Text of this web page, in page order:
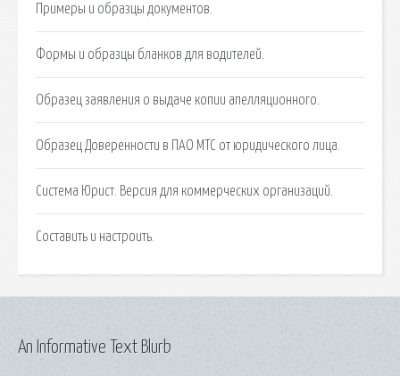
Примеры и образцы документов.
Формы и образцы бланков для водителей.
Образец заявления о выдаче копии апелляционного.
Образец Доверенности в ПАО МТС от юридического лица.
Система Юрист. Версия для коммерческих организаций.
Составить и настроить.
An Informative Text Blurb